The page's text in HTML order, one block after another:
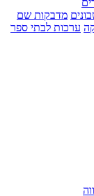
מדבקות שם
ערכות לבתי ספר